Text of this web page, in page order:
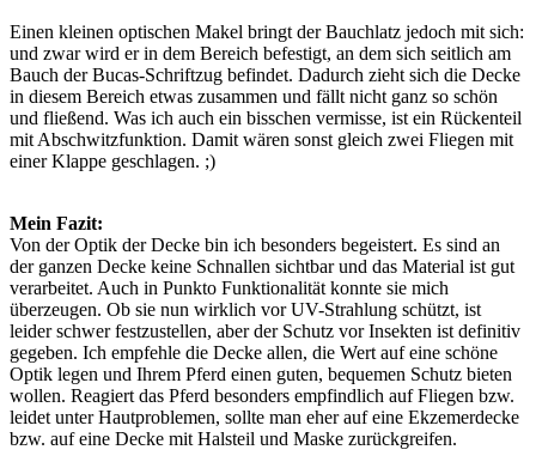
Einen kleinen optischen Makel bringt der Bauchlatz jedoch mit sich:
und zwar wird er in dem Bereich befestigt, an dem sich seitlich am
Bauch der Bucas-Schriftzug befindet. Dadurch zieht sich die Decke
in diesem Bereich etwas zusammen und fällt nicht ganz so schön
und fließend. Was ich auch ein bisschen vermisse, ist ein Rückenteil
mit Abschwitzfunktion. Damit wären sonst gleich zwei Fliegen mit
einer Klappe geschlagen. ;)
Mein Fazit:
Von der Optik der Decke bin ich besonders begeistert. Es sind an
der ganzen Decke keine Schnallen sichtbar und das Material ist gut
verarbeitet. Auch in Punkto Funktionalität konnte sie mich
überzeugen. Ob sie nun wirklich vor UV-Strahlung schützt, ist
leider schwer festzustellen, aber der Schutz vor Insekten ist definitiv
gegeben. Ich empfehle die Decke allen, die Wert auf eine schöne
Optik legen und Ihrem Pferd einen guten, bequemen Schutz bieten
wollen. Reagiert das Pferd besonders empfindlich auf Fliegen bzw.
leidet unter Hautproblemen, sollte man eher auf eine Ekzemerdecke
bzw. auf eine Decke mit Halsteil und Maske zurückgreifen.